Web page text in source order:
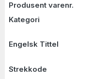
Produsent varenr.
Kategori
Engelsk Tittel
Strekkode